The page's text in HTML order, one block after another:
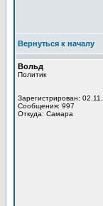
Вернуться к началу
Вольд
Политик
Зарегистрирован:
Сообщения: 997
Откуда: Самара